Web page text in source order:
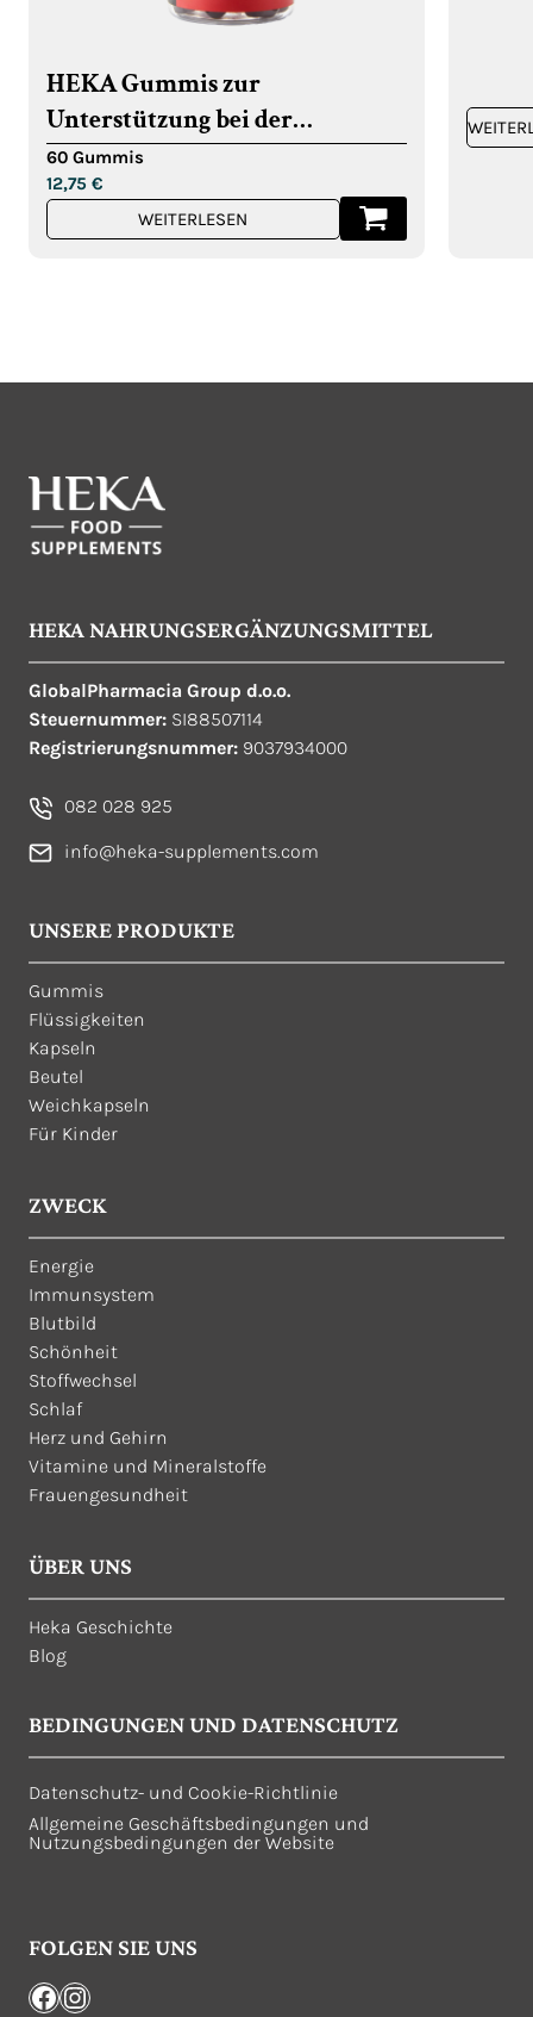
HEKA Gummis zur
Unterstützung bei der
Regulierung/Gewichtsabnahme
60 Gummis
12,75 €
WEITERLESEN
HEKA NAHRUNGSERGÄNZUNGSMITTEL
GlobalPharmacia Group d.o.o.
Steuernummer: SI88507114
Registrierungsnummer: 9037934000
082 028 925
info@heka-supplements.com
UNSERE PRODUKTE
Gummis
Flüssigkeiten
Kapseln
Beutel
Weichkapseln
Für Kinder
ZWECK
Energie
Immunsystem
Blutbild
Schönheit
Stoffwechsel
Schlaf
Herz und Gehirn
Vitamine und Mineralstoffe
Frauengesundheit
ÜBER UNS
Heka Geschichte
Blog
BEDINGUNGEN UND DATENSCHUTZ
Datenschutz- und Cookie-Richtlinie
Allgemeine Geschäftsbedingungen und
Nutzungsbedingungen der Website
FOLGEN SIE UNS
Facebook
Instagram